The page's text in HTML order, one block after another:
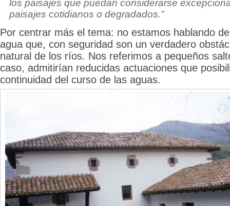
los paisajes que puedan considerarse
paisajes cotidianos o degradados.”
Por centrar más el tema: no estamos hablando
agua que, con seguridad son un verdadero
natural de los ríos. Nos referimos a pequeños
caso, admitirían reducidas actuaciones que
continuidad del curso de las aguas.